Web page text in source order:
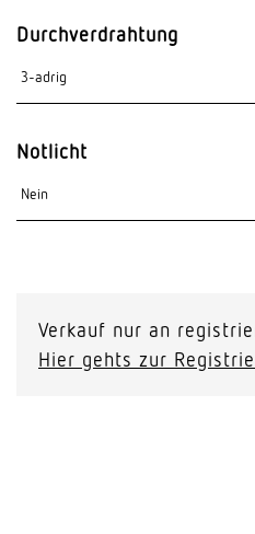
Durchverdrahtung
Notlicht
Verkauf nur an
Hier gehts zur